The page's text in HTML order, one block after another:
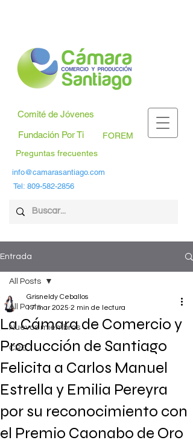
Tel: 809-582-2856
info@camarasantiago.com
FOREM
Comité de Jóvenes
Fundación Por Ti
Preguntas frecuentes
Entrada
All Posts
Nuevos miembros
CRC
All Posts
La Cámara de Comercio y
Producción de Santiago
Felicita a Carlos Manuel
Estrella y Emilia Pereyra
por su reconocimiento con
el Premio Caonabo de Oro
Grisneldy Ceballos
17 mar 2025 2 min de lectura